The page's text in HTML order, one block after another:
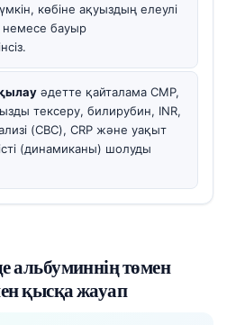
көбіне ақуыздың елеулі
бауыр
әдетте қайталама CMP,
тексеру, билирубин, INR,
(CBC), CRP және уақыт
(динамиканы) шолуды
альбуминнің төмен
қысқа жауап